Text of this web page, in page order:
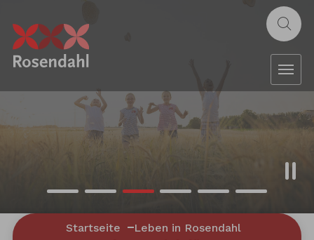
Sie sind hier:
Startseite Leben in Rosendahl